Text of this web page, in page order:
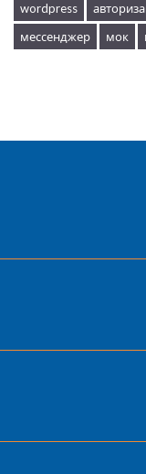
wordpress
мессенджер
мок